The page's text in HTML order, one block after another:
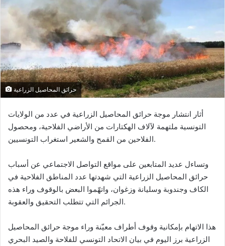
o
w
n
y
e
r
u
c
o
u
حرائق المحاصيل الزراعية
أثار انتشار موجة حرائق المحاصيل الزراعية في عدد من الولايات
التونسية ملتهمة لآلاف الهكتارات من الأراضي الفلاحية، ومحصول
الفلاحين من القمح والشعير استغراب التونسيين.
وتساءل عديد المتابعين على مواقع التواصل الاجتماعي عن أسباب
حرائق المحاصيل الزراعية التي شهدتها عدد المناطق الفلاحية في
الكاف وجندوبة وسليانة وزغوان، واتهّموا البعض بالوقوف وراء هذه
الجرائم التي تتطلب التحقيق والعقوبة.
هذا الاتهام بإمكانية وقوف أطراف معيّنة وراء موجة حرائق المحاصيل
الزراعية برز اليوم في بيان الاتحاد التونسي للفلاحة والصيد البحري